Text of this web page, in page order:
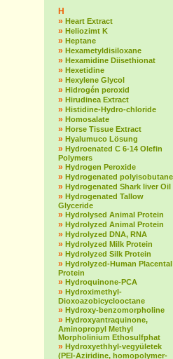
H
» Heart Extract
» Heliozimt K
» Heptane
» Hexametyldisiloxane
» Hexamidine Diisethionat
» Hexetidine
» Hexylene Glycol
» Hidrogén peroxid
» Hirudinea Extract
» Histidine-Hydro-chloride
» Homosalate
» Horse Tissue Extract
» Hyalumuco Lösung
» Hydroenated C 6-14 Olefin
Polymers
» Hydrogen Peroxide
» Hydrogenated polyisobutane
» Hydrogenated Shark liver Oil
» Hydrogenated Tallow
Glyceride
» Hydrolysed Animal Protein
» Hydrolyzed Animal Protein
» Hydrolyzed DNA, RNA
» Hydrolyzed Milk Protein
» Hydrolyzed Silk Protein
» Hydrolyzed-Human Placental
Protein
» Hydroquinone-PCA
» Hydroximethyl-
Dioxoazobicyclooctane
» Hydroxy-benzomorpholine
» Hydroxyantraquinone,
Aminopropyl Methyl
Morpholinium Ethosulfphat
» Hydroxyethhyl-vegyületek
(PEI-Aziridine, homopolymer-